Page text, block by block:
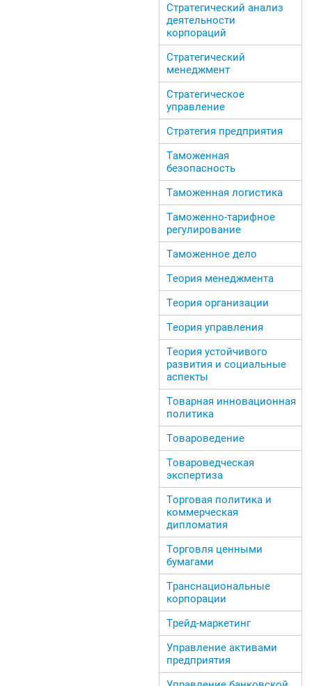
Стратегический анализ
деятельности
корпораций
Стратегический
менеджмент
Стратегическое
управление
Стратегия предприятия
Таможенная
безопасность
Таможенная логистика
Таможенно-тарифное
регулирование
Таможенное дело
Теория менеджмента
Теория организации
Теория управления
Теория устойчивого
развития и социальные
аспекты
Товарная инновационная
политика
Товароведение
Товароведческая
экспертиза
Торговая политика и
коммерческая
дипломатия
Торговля ценными
бумагами
Транснациональные
корпорации
Трейд-маркетинг
Управление активами
предприятия